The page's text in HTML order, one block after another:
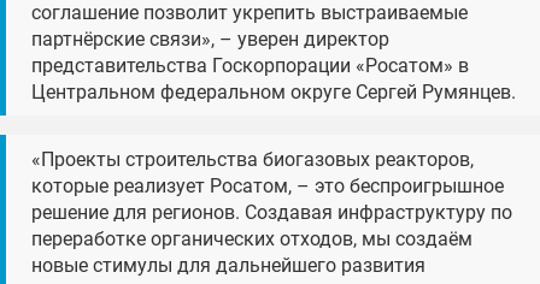
соглашение позволит укрепить выстраиваемые
партнёрские связи», – уверен директор
представительства Госкорпорации «Росатом» в
Центральном федеральном округе Сергей Румянцев.
«Проекты строительства биогазовых реакторов,
которые реализует Росатом, – это беспроигрышное
решение для регионов. Создавая инфраструктуру по
переработке органических отходов, мы создаём
новые стимулы для дальнейшего развития